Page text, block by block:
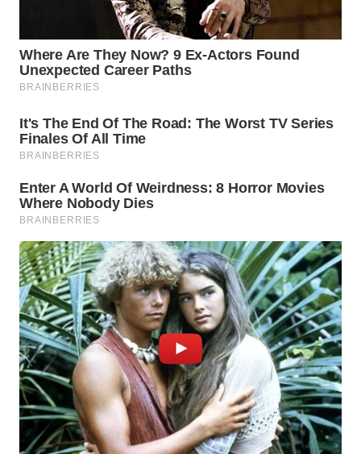
WN
PAKPAK
KARAWANG
WN
WN
WN
DEPOK
WN
TAPANULI
UTARA
WN
SAMOSIR